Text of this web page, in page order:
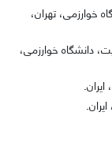
تهران،
دانشگاه خوارزمی،